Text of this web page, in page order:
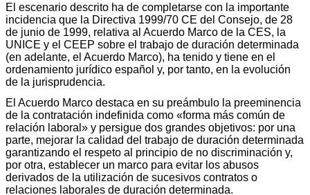
El escenario descrito ha de completarse con la importante
incidencia que la Directiva 1999/70 CE del Consejo, de 28
de junio de 1999, relativa al Acuerdo Marco de la CES, la
UNICE y el CEEP sobre el trabajo de duración determinada
(en adelante, el Acuerdo Marco), ha tenido y tiene en el
ordenamiento jurídico español y, por tanto, en la evolución
de la jurisprudencia.
El Acuerdo Marco destaca en su preámbulo la preeminencia
de la contratación indefinida como «forma más común de
relación laboral» y persigue dos grandes objetivos: por una
parte, mejorar la calidad del trabajo de duración determinada
garantizando el respeto al principio de no discriminación y,
por otra, establecer un marco para evitar los abusos
derivados de la utilización de sucesivos contratos o
relaciones laborales de duración determinada.